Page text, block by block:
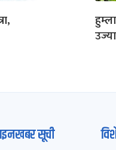
सूची